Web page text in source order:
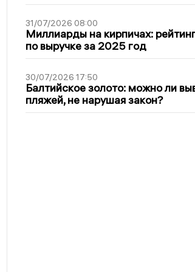
31/07/2026 08:00
Миллиарды на кирпичах:
по выручке за 2025 год
30/07/2026 17:50
Балтийское золото: можно ли
пляжей, не нарушая закон?